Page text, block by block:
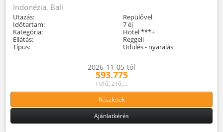
Indonézia, Bali
Utazás:
Repülővel
Időtartam:
7 éj
Kategória:
Hotel ***+
Ellátás:
Reggeli
Típus:
Üdülés - nyaralás
2026-11-05-tól
593.775
Ft/fő, 2 fő,...
Részletek
Ajánlatkérés